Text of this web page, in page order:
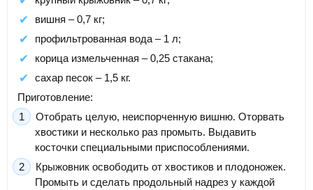
вишня – 0,7 кг;
профильтрованная вода – 1 л;
корица измельченная – 0,25 стакана;
сахар песок – 1,5 кг.
Приготовление:
Отобрать целую, неиспорченную вишню. Оторвать
хвостики и несколько раз промыть. Выдавить
косточки специальными приспособлениями.
Крыжовник освободить от хвостиков и плодоножек.
Промыть и сделать продольный надрез у каждой